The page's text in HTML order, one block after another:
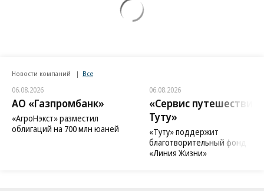
Новости компаний Все
06.08.2026
АО «Газпромбанк»
«АгроНэкст» разместил
облигаций на 700 млн юаней
06.08.2026
«Сервис путешествий
Туту»
«Туту» поддержит
благотворительный фонд
«Линия Жизни»